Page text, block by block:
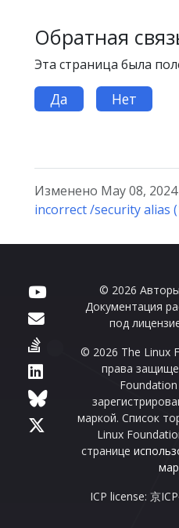
Обратная
Эта страница была
Да Нет
Изменено May 08, 2024
incorrect /security alias
© 2026
Документация
под
© 2026 The Linux
права
маркой. Список
Linux
странице
ICP license: 京